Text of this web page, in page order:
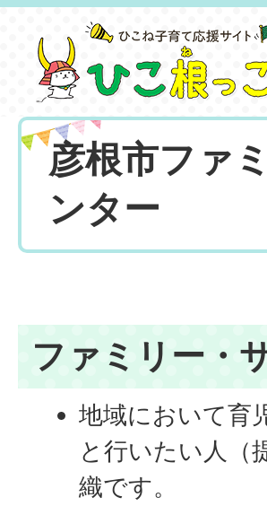
彦根市ファ
ンター
ファミリー・
地域において育
と行いたい人（
織です。